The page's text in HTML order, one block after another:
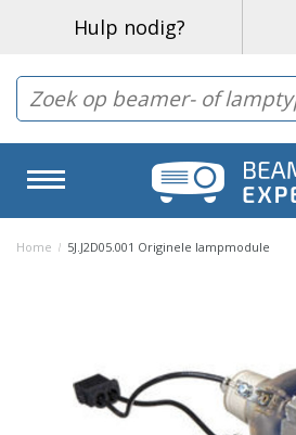
Hulp nodig?
Home / 5J.J2D05.001 Originele lampmodule